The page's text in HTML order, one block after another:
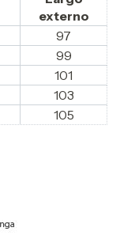
externo
97
99
101
103
105